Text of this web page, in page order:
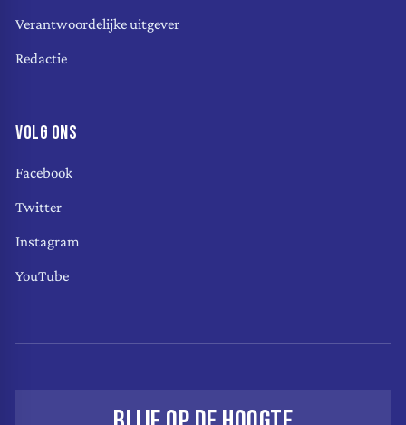
Verantwoordelijke uitgever
Redactie
VOLG ONS
Facebook
Twitter
Instagram
YouTube